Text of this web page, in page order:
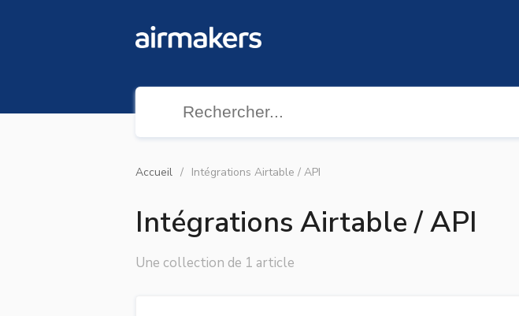
Accueil Intégrations Airtable / API
Intégrations Airtable / API
Une collection de 1 article